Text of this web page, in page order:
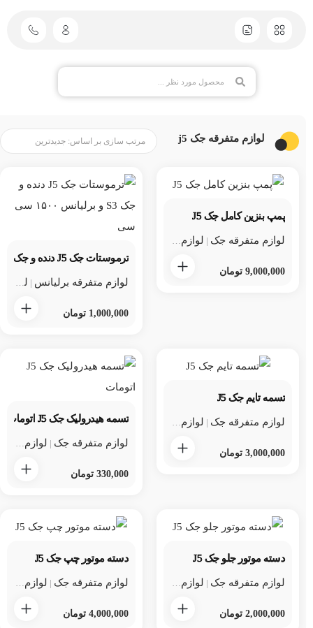
لوازم متفرقه جک j5
پمپ بنزین کامل جک J5
لوازم متفرقه جک| لوازم متفرقه جک j5
9,000,000 تومان
ترموستات جک J5 دنده و جک S3 و برلیانس ۱۵۰۰ سی سی
لوازم متفرقه برلیانس|
1,000,000 تومان
تسمه تایم جک J5
لوازم متفرقه جک| لوازم متفرقه جک j5 |لوازم یدکی جک
3,000,000 تومان
تسمه هیدرولیک جک J5 اتومات
لوازم متفرقه جک| لوازم متفرقه جک j5
330,000 تومان
دسته موتور جلو جک J5
لوازم متفرقه جک| لوازم متفرقه جک j5 | لوازم یدکی جک
2,000,000 تومان
دسته موتور چپ جک J5
لوازم متفرقه جک| لوازم متفرقه جک j5
4,000,000 تومان